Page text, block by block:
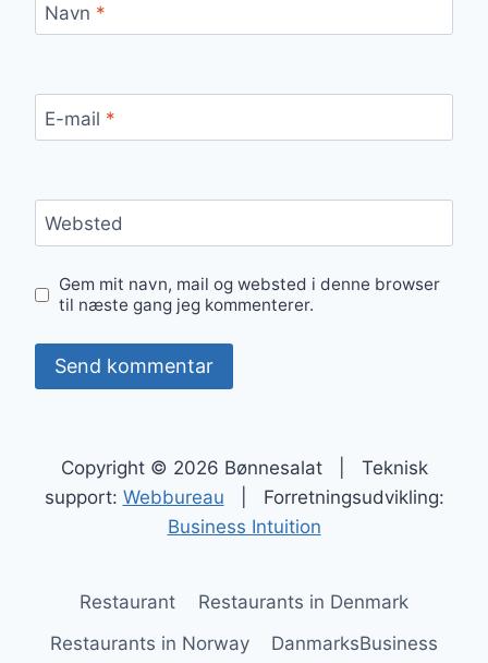
Navn *
E-mail *
Websted
Gem mit navn, mail og websted i denne browser
til næste gang jeg kommenterer.
Copyright © 2026 Bønnesalat | Teknisk
support: Webbureau | Forretningsudvikling:
Business Intuition
Restaurant
Restaurants in Denmark
Restaurants in Norway
DanmarksBusiness